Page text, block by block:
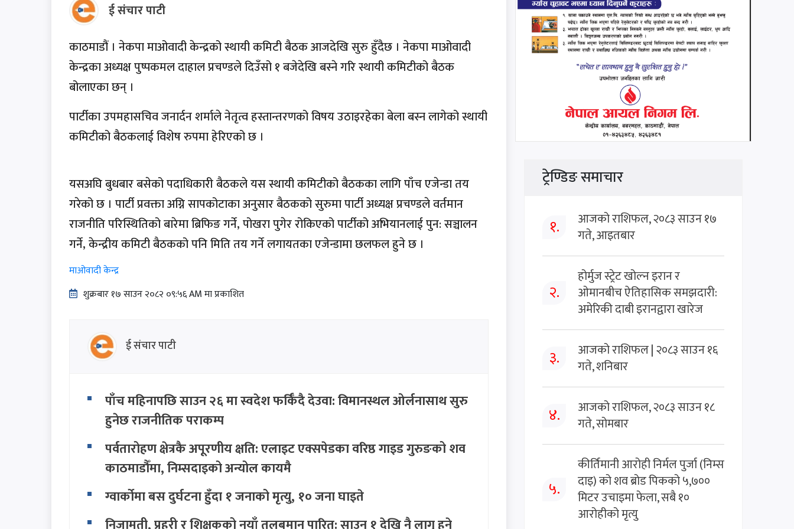
ई संचार पाटी
काठमाडौं । नेकपा माओवादी केन्द्रको स्थायी कमिटी बैठक आजदेखि सुरु हुँदैछ । नेकपा माओवादी
केन्द्रका अध्यक्ष पुष्पकमल दाहाल प्रचण्डले दिउँसो १ बजेदेखि बस्ने गरि स्थायी कमिटीको बैठक
बोलाएका छन् ।
पार्टीका उपमहासचिव जनार्दन शर्माले नेतृत्व हस्तान्तरणको विषय उठाइरहेका बेला बस्न लागेको स्थायी
कमिटीको बैठकलाई विशेष रुपमा हेरिएको छ ।
यसअघि बुधबार बसेको पदाधिकारी बैठकले यस स्थायी कमिटीको बैठकका लागि पाँच एजेन्डा तय
गरेको छ । पार्टी प्रवक्ता अग्नि सापकोटाका अनुसार बैठकको सुरुमा पार्टी अध्यक्ष प्रचण्डले वर्तमान
राजनीति परिस्थितिको बारेमा ब्रिफिङ गर्ने, पोखरा पुगेर रोकिएको पार्टीको अभियानलाई पुन: सञ्चालन
गर्ने, केन्द्रीय कमिटी बैठकको पनि मिति तय गर्ने लगायतका एजेन्डामा छलफल हुने छ ।
माओवादी केन्द्र
शुक्रबार​ १७ साउन २०८२ ०९:५६ AM मा प्रकाशित
ई संचार पाटी
पाँच महिनापछि साउन २६ मा स्वदेश फर्किँदै देउवा: विमानस्थल ओर्लनासाथ सुरु
हुनेछ राजनीतिक पराकम्प
पर्वतारोहण क्षेत्रकै अपूरणीय क्षति: एलाइट एक्सपेडका वरिष्ठ गाइड गुरुङको शव
काठमाडौँमा, निम्सदाइको अन्योल कायमै
ग्वार्कोमा बस दुर्घटना हुँदा १ जनाको मृत्यु, १० जना घाइते
ट्रेण्डिङ समाचार
१.
आजको राशिफल, २०८३ साउन १७
गते, आइतबार
२.
होर्मुज स्ट्रेट खोल्न इरान र
ओमानबीच ऐतिहासिक समझदारी:
अमेरिकी दाबी इरानद्वारा खारेज
३.
आजको राशिफल | २०८३ साउन १६
गते, शनिबार
४.
आजको राशिफल, २०८३ साउन १८
गते, सोमबार
५.
कीर्तिमानी आरोही निर्मल पुर्जा (निम्स
दाइ) को शव ब्रोड पिकको ५,७००
मिटर उचाइमा फेला, सबै १०
आरोहीको मृत्यु